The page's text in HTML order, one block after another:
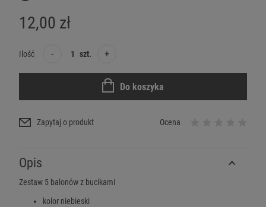
12,00 zł
Ilość - szt. +
Do koszyka
Zapytaj o produkt Ocena
Opis
Zestaw 5 balonów z bucikami
kolor niebieski